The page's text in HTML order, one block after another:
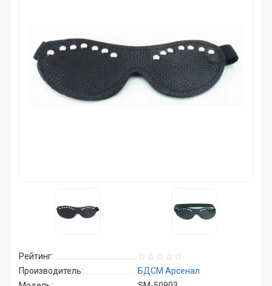
Рейтинг:
Производитель:
БДСМ Арсенал